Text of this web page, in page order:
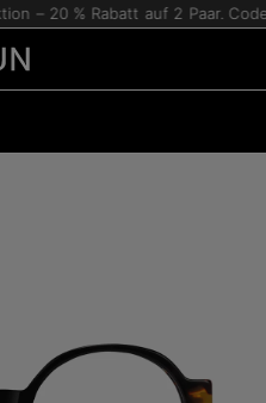
– 20 % Rabatt auf 2 Paar.